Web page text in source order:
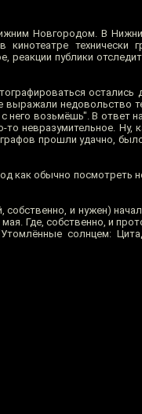
Новгородом. В
технически
реакции публики
остались
выражали недовольство
него возьмёшь". В ответ
то невразумительное. Ну,
прошли удачно,
как обычно посмотреть
и нужен)
Где, собственно, и
солнцем: